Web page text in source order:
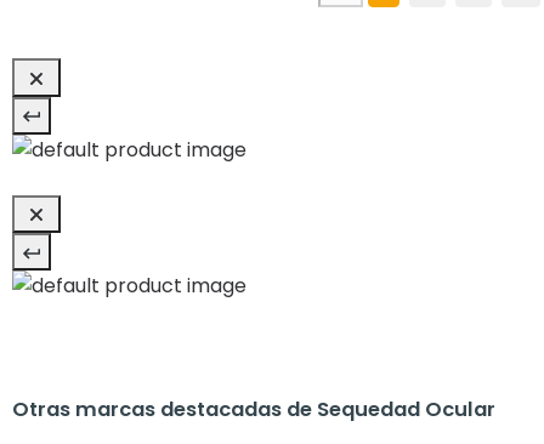
Otras marcas destacadas de Sequedad Ocular